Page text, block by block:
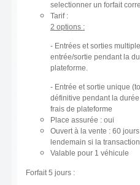
selectionner un forfait
Tarif :
2 options :
- Entrées et sorties
entrée/sortie pendant la
plateforme.
- Entrée et sortie unique
définitive pendant la
frais de plateforme
Place assurée : oui
Ouvert à la vente : 60
lendemain si la
Valable pour 1 véhicule
Forfait 5 jours :